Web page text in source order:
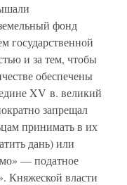
фонд
государственной
и за тем, чтобы
обеспечены
XV в. великий
запрещал
принимать в их
дань) или
— податное
Княжеской власти